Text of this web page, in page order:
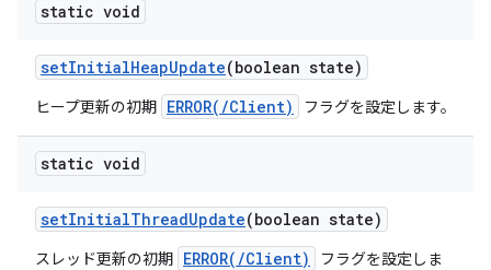
static void
setInitialHeapUpdate(boolean state)
ヒープ更新の初期 ERROR(/Client) フラグを設定します。
static void
setInitialThreadUpdate(boolean state)
スレッド更新の初期 ERROR(/Client)
フラグを設定しま